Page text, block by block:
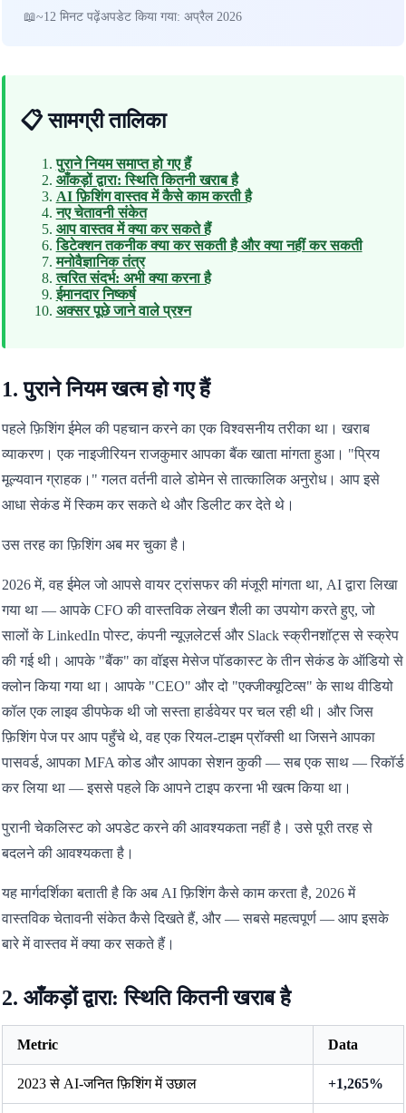
~12 मिनट पढ़ेंअपडेट किया गया: अप्रैल 2026
📋 सामग्री तालिका
पुराने नियम समाप्त हो गए हैं
आँकड़ों द्वारा: स्थिति कितनी खराब है
AI फ़िशिंग वास्तव में कैसे काम करती है
नए चेतावनी संकेत
आप वास्तव में क्या कर सकते हैं
डिटेक्शन तकनीक क्या कर सकती है और क्या नहीं कर सकती
मनोवैज्ञानिक तंत्र
त्वरित संदर्भ: अभी क्या करना है
ईमानदार निष्कर्ष
अक्सर पूछे जाने वाले प्रश्न
1. पुराने नियम खत्म हो गए हैं
पहले फ़िशिंग ईमेल की पहचान करने का एक विश्वसनीय तरीका था। खराब
व्याकरण। एक नाइजीरियन राजकुमार आपका बैंक खाता मांगता हुआ। "प्रिय
मूल्यवान ग्राहक।" गलत वर्तनी वाले डोमेन से तात्कालिक अनुरोध। आप इसे
आधा सेकंड में स्किम कर सकते थे और डिलीट कर देते थे।
उस तरह का फ़िशिंग अब मर चुका है।
2026 में, वह ईमेल जो आपसे वायर ट्रांसफर की मंजूरी मांगता था, AI द्वारा लिखा
गया था — आपके CFO की वास्तविक लेखन शैली का उपयोग करते हुए, जो
सालों के LinkedIn पोस्ट, कंपनी न्यूज़लेटर्स और Slack स्क्रीनशॉट्स से स्क्रेप
की गई थी। आपके "बैंक" का वॉइस मेसेज पॉडकास्ट के तीन सेकंड के ऑडियो से
क्लोन किया गया था। आपके "CEO" और दो "एक्जीक्यूटिव्स" के साथ वीडियो
कॉल एक लाइव डीपफेक थी जो सस्ता हार्डवेयर पर चल रही थी। और जिस
फ़िशिंग पेज पर आप पहुँचे थे, वह एक रियल-टाइम प्रॉक्सी था जिसने आपका
पासवर्ड, आपका MFA कोड और आपका सेशन कुकी — सब एक साथ — रिकॉर्ड
कर लिया था — इससे पहले कि आपने टाइप करना भी खत्म किया था।
पुरानी चेकलिस्ट को अपडेट करने की आवश्यकता नहीं है। उसे पूरी तरह से
बदलने की आवश्यकता है।
यह मार्गदर्शिका बताती है कि अब AI फ़िशिंग कैसे काम करता है, 2026 में
वास्तविक चेतावनी संकेत कैसे दिखते हैं, और — सबसे महत्वपूर्ण — आप इसके
बारे में वास्तव में क्या कर सकते हैं।
2. आँकड़ों द्वारा: स्थिति कितनी खराब है
Metric Data
2023 से AI-जनित फ़िशिंग में उछाल +1,265%